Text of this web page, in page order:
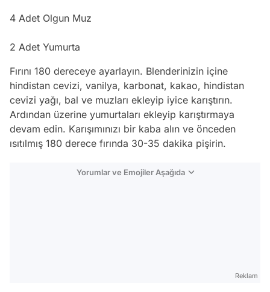
4 Adet Olgun Muz
2 Adet Yumurta
Fırını 180 dereceye ayarlayın. Blenderinizin içine
hindistan cevizi, vanilya, karbonat, kakao, hindistan
cevizi yağı, bal ve muzları ekleyip iyice karıştırın.
Ardından üzerine yumurtaları ekleyip karıştırmaya
devam edin. Karışımınızı bir kaba alın ve önceden
ısıtılmış 180 derece fırında 30-35 dakika pişirin.
Yorumlar ve Emojiler Aşağıda
Reklam